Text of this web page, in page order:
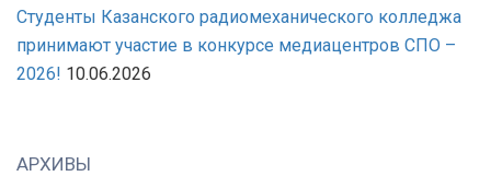
Студенты Казанского радиомеханического колледжа
принимают участие в конкурсе медиацентров СПО –
2026! 10.06.2026
АРХИВЫ